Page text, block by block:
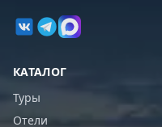
КАТАЛОГ
Туры
Отели